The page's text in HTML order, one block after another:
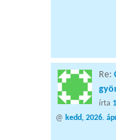
Re:
írta
@ kedd, 2026.